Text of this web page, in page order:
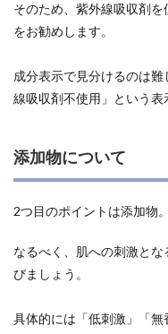
そのため、 紫外線吸収剤を
をお勧めします。
成分表示で見分けるのは難
線吸収剤不使用」 という表
添加物について
2つ目のポイントは添加物。
なるべく、 肌への刺激と
びましょう。
具体的には 「低刺激」「無